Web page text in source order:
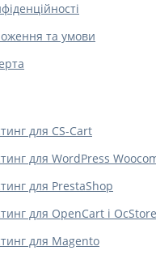
та умови
для CS-Cart
для WordPress
для PrestaShop
для OpenCart і OcStore
для Magento